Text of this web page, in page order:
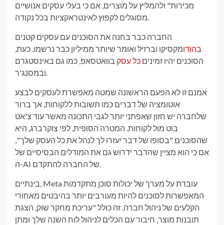
מכירות" ולהמליץ ​​על מוצרים, אם כי בעלי עסקים אנושיים
מסוגלים לקפוץ לאינטראקציות בכל נקודה.
החברה כבר בחנה את הסוכנים עם עסקים קטנים
בהודומקסיקו וברזיל ואומר שיותר ממיליון כבר נרשמו. כעת,
הסוכנים יהיו זמינים כל עסק בוואטסאפ, כמו גם באינסטגרם
ובמסנג'ר.
אמנם זו לא הפעם הראשונה שמטה מאפשרת לעסקים לבצע
אוטומציה של דברים כמו תשובות ללקוחות, אך ברור
שלחברה יש חזון שאפתני יותר לגבי התכונה מאשר עוד צ'אט
בוט מול לקוחות. המטרה הסופית, לפי צוקרברג, היא
שהסוכנים "בסופו של דבר יעזרו לך לנהל את כל העסק שלך",
אם כי הוא מציין שהדבר ידרוש גם את המודלים הבסיסיים של
ה-AI של החברה להתקדם.
בינתיים, Meta עובדת על מערך של יכולות סוכן מתקדמות
המאפשרות לסוכנים להיות מעורבים יותר בהיבטים מאחורי
הקלעים של ניהול חברה. זה כולל "עריכת מחקר שוק, הצגת
תובנות מוצר, חיבור עם הכלים לניהול לוח השנה שלך ומתן